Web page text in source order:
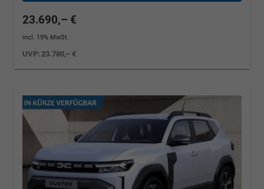
23.690,– €
incl. 19% MwSt.
UVP:23.780,– €